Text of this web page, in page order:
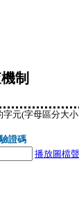
制
元(字母區分大
證碼
播放圖檔